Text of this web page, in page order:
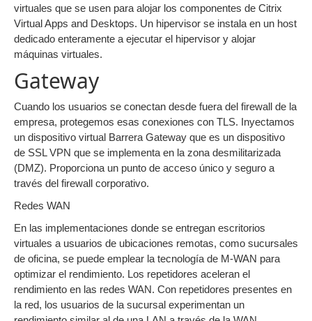
virtuales que se usen para alojar los componentes de Citrix
Virtual Apps and Desktops. Un hipervisor se instala en un host
dedicado enteramente a ejecutar el hipervisor y alojar
máquinas virtuales.
Gateway
Cuando los usuarios se conectan desde fuera del firewall de la
empresa, protegemos esas conexiones con TLS. Inyectamos
un dispositivo virtual Barrera Gateway que es un dispositivo
de SSL VPN que se implementa en la zona desmilitarizada
(DMZ). Proporciona un punto de acceso único y seguro a
través del firewall corporativo.
Redes WAN
En las implementaciones donde se entregan escritorios
virtuales a usuarios de ubicaciones remotas, como sucursales
de oficina, se puede emplear la tecnología de M-WAN para
optimizar el rendimiento. Los repetidores aceleran el
rendimiento en las redes WAN. Con repetidores presentes en
la red, los usuarios de la sucursal experimentan un